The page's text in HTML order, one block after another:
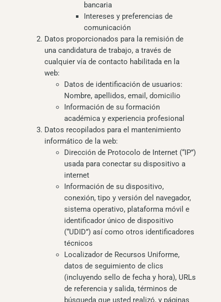
bancaria
Intereses y preferencias de
comunicación
Datos proporcionados para la remisión de
una candidatura de trabajo, a través de
cualquier vía de contacto habilitada en la
web:
Datos de identificación de usuarios:
Nombre, apellidos, email, domicilio
Información de su formación
académica y experiencia profesional
Datos recopilados para el mantenimiento
informático de la web:
Dirección de Protocolo de Internet (“IP”)
usada para conectar su dispositivo a
internet
Información de su dispositivo,
conexión, tipo y versión del navegador,
sistema operativo, plataforma móvil e
identificador único de dispositivo
(“UDID”) así como otros identificadores
técnicos
Localizador de Recursos Uniforme,
datos de seguimiento de clics
(incluyendo sello de fecha y hora), URLs
de referencia y salida, términos de
búsqueda que usted realizó, y páginas